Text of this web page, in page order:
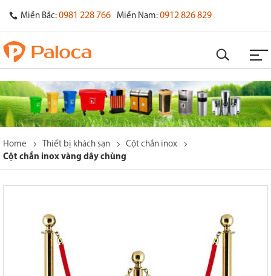
Miền Bắc: 0981 228 766 Miền Nam: 0912 826 829
Home Thiết bị khách sạn
Cột chắn inox
Cột chắn inox vàng dây chùng